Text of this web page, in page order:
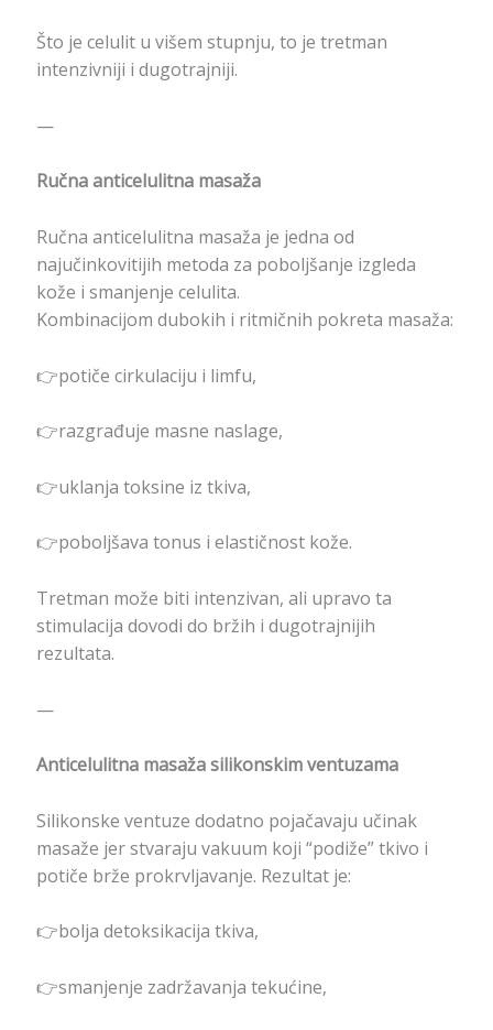
Što je celulit u višem stupnju, to je tretman
intenzivniji i dugotrajniji.
—
Ručna anticelulitna masaža
Ručna anticelulitna masaža je jedna od
najučinkovitijih metoda za poboljšanje izgleda
kože i smanjenje celulita.
Kombinacijom dubokih i ritmičnih pokreta masaža:
👉potiče cirkulaciju i limfu,
👉razgrađuje masne naslage,
👉uklanja toksine iz tkiva,
👉poboljšava tonus i elastičnost kože.
Tretman može biti intenzivan, ali upravo ta
stimulacija dovodi do bržih i dugotrajnijih
rezultata.
—
Anticelulitna masaža silikonskim ventuzama
Silikonske ventuze dodatno pojačavaju učinak
masaže jer stvaraju vakuum koji “podiže” tkivo i
potiče brže prokrvljavanje. Rezultat je:
👉bolja detoksikacija tkiva,
👉smanjenje zadržavanja tekućine,